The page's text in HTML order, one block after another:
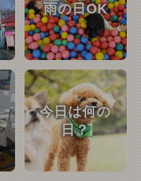
雨の日OK
今日は何の
日？